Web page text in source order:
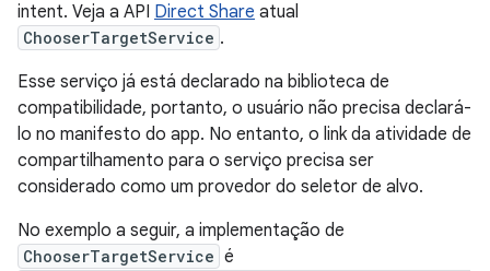
intent. Veja a API Direct Share atual
ChooserTargetService .
Esse serviço já está declarado na biblioteca de
compatibilidade, portanto, o usuário não precisa declará-
lo no manifesto do app. No entanto, o link da atividade de
compartilhamento para o serviço precisa ser
considerado como um provedor do seletor de alvo.
No exemplo a seguir, a implementação de
ChooserTargetService é